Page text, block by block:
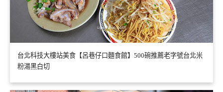
台北科技大樓站美食【呂巷仔口麵食館】500碗推薦老字號台北米
粉湯黑白切